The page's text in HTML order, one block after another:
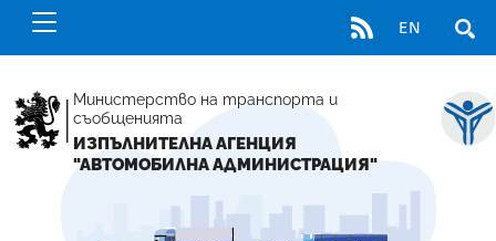
RSS EN
Министерство на транспорта и
съобщенията
ИЗПЪЛНИТЕЛНА АГЕНЦИЯ
"АВТОМОБИЛНА АДМИНИСТРАЦИЯ"